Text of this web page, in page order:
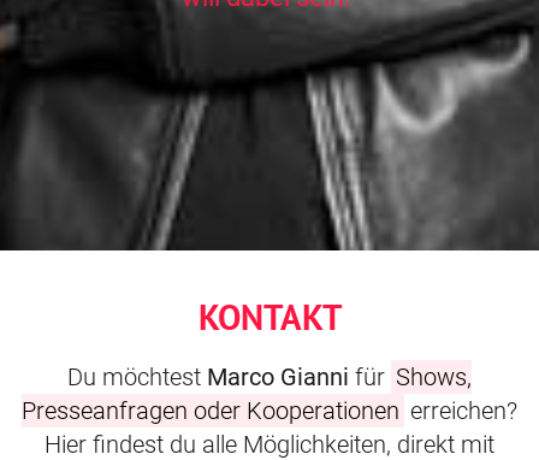
KONTAKT
Du möchtest Marco Gianni für Shows,
Presseanfragen oder Kooperationen erreichen?
Hier findest du alle Möglichkeiten, direkt mit